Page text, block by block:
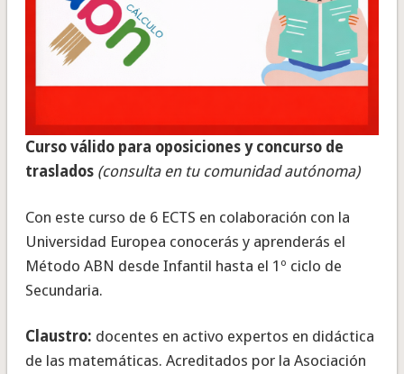
Curso válido para oposiciones y concurso de
traslados (consulta en tu comunidad autónoma)
Con este curso de 6 ECTS en colaboración con la
Universidad Europea conocerás y aprenderás el
Método ABN desde Infantil hasta el 1º ciclo de
Secundaria.
Claustro: docentes en activo expertos en didáctica
de las matemáticas. Acreditados por la Asociación